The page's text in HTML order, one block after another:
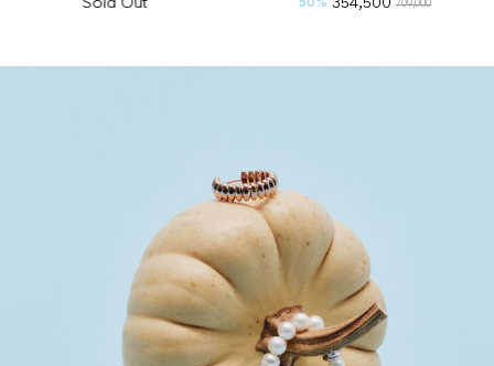
Sold Out 354,500 709,000